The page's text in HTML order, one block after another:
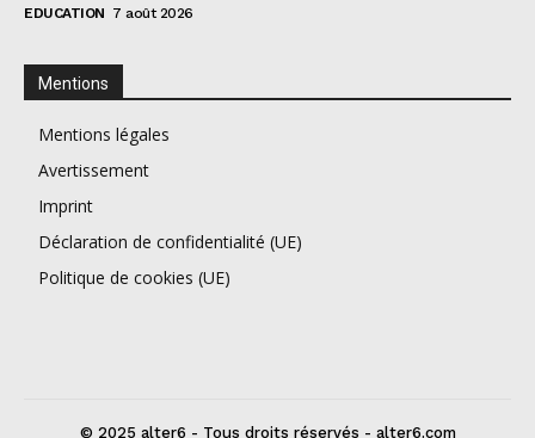
EDUCATION 7 août 2026
Mentions
Mentions légales
Avertissement
Imprint
Déclaration de confidentialité (UE)
Politique de cookies (UE)
© 2025 alter6 - Tous droits réservés - alter6.com